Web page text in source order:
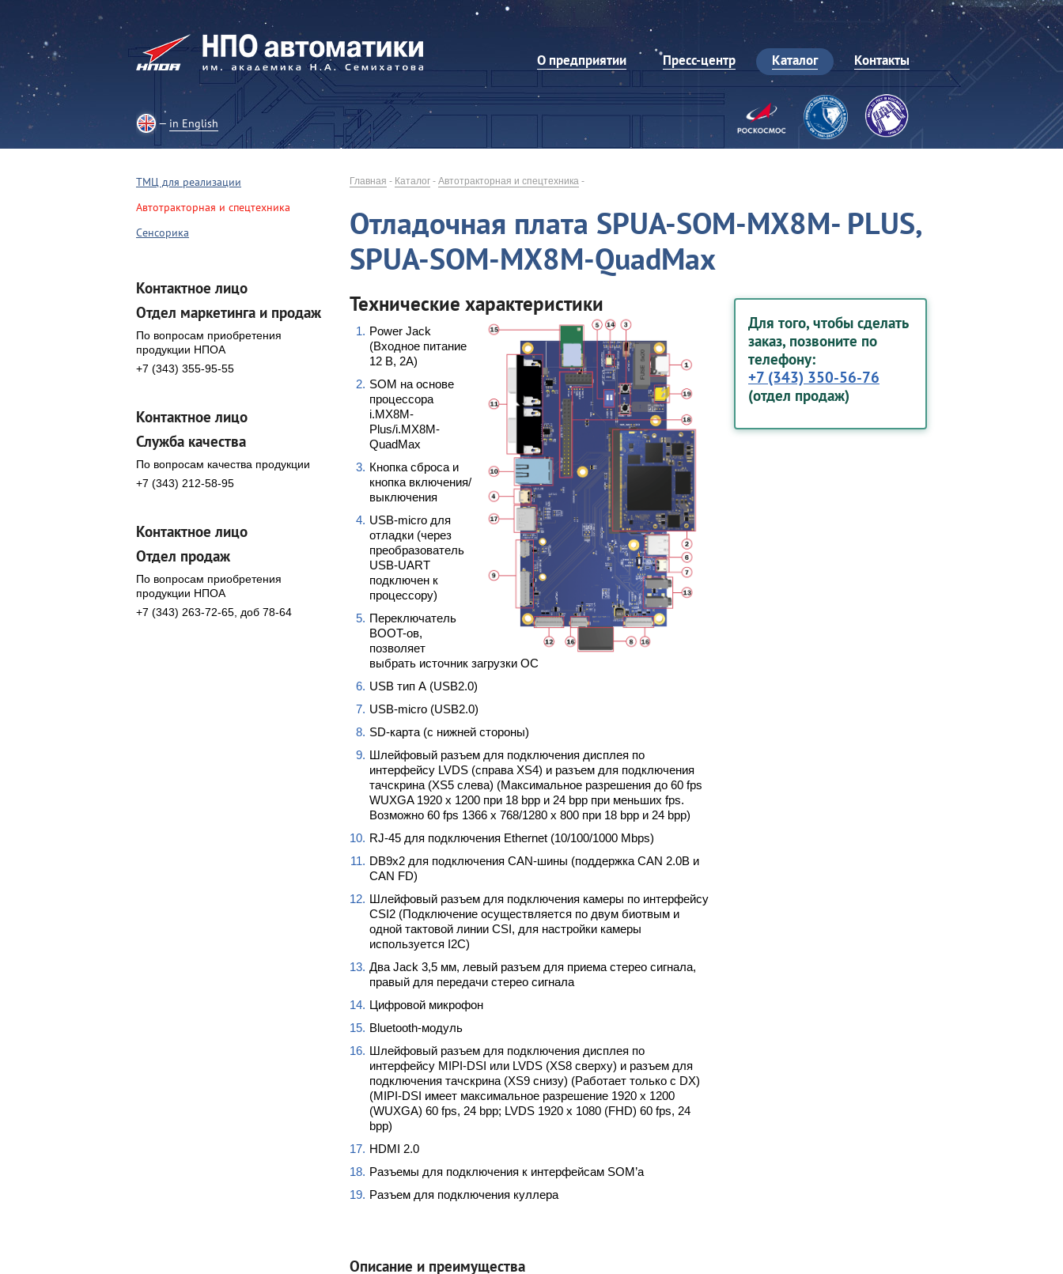
О предприятии Пресс-центр Каталог Контакты
in English
Главная - Каталог - Автотракторная и спецтехника -
Отладочная плата SPUA-SOM-MX8M- PLUS,
SPUA-SOM-MX8M-QuadMax
Технические характеристики
Power Jack
(Входное питание
12 В, 2А)
SOM на основе
процессора
i.MX8M-
Plus/i.MX8M-
QuadMax
Кнопка сброса и
кнопка включения/
выключения
USB-micro для
отладки (через
преобразователь
USB-UART
подключен к
процессору)
Переключатель
BOOT-ов,
позволяет
выбрать источник загрузки ОС
USB тип А (USB2.0)
USB-micro (USB2.0)
SD-карта (с нижней стороны)
Шлейфовый разъем для подключения дисплея по
интерфейсу LVDS (справа XS4) и разъем для подключения
тачскрина (XS5 слева) (Максимальное разрешения до 60 fps
WUXGA 1920 x 1200 при 18 bpp и 24 bpp при меньших fps.
Возможно 60 fps 1366 x 768/1280 x 800 при 18 bpp и 24 bpp)
RJ-45 для подключения Ethernet (10/100/1000 Mbps)
DB9x2 для подключения CAN-шины (поддержка CAN 2.0B и
CAN FD)
Шлейфовый разъем для подключения камеры по интерфейсу
CSI2 (Подключение осуществляется по двум биотвым и
одной тактовой линии CSI, для настройки камеры
используется I2C)
Два Jack 3,5 мм, левый разъем для приема стерео сигнала,
правый для передачи стерео сигнала
Цифровой микрофон
Bluetooth-модуль
Шлейфовый разъем для подключения дисплея по
интерфейсу MIPI-DSI или LVDS (XS8 сверху) и разъем для
подключения тачскрина (XS9 снизу) (Работает только с DX)
(MIPI-DSI имеет максимальное разрешение 1920 х 1200
(WUXGA) 60 fps, 24 bpp; LVDS 1920 x 1080 (FHD) 60 fps, 24
bpp)
HDMI 2.0
Разъемы для подключения к интерфейсам SOM’а
Разъем для подключения куллера
Описание и преимущества
Для того, чтобы сделать
заказ, позвоните по
телефону:
+7 (343) 350-56-76
(отдел продаж)
ТМЦ для реализации
Автотракторная и спецтехника
Сенсорика
Контактное лицо
Отдел маркетинга и продаж
По вопросам приобретения
продукции НПОА
+7 (343) 355-95-55
Контактное лицо
Служба качества
По вопросам качества продукции
+7 (343) 212-58-95
Контактное лицо
Отдел продаж
По вопросам приобретения
продукции НПОА
+7 (343) 263-72-65, доб 78-64